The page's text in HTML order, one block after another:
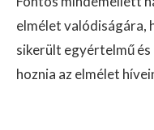
elmélet valódiságára,
sikerült egyértelmű
hoznia az elmélet